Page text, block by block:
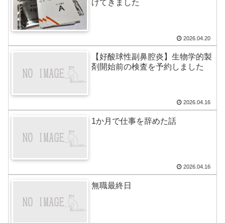
けてきました
2026.04.20
【好酸球性副鼻腔炎】生物学的製
剤開始前の検査を予約しました
2026.04.16
1か月で仕事を辞めた話
2026.04.16
無職最終日